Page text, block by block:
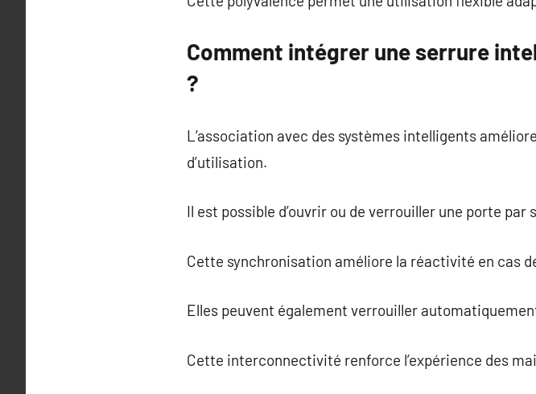
Comment intégrer une serrure
?
L’association avec des systèmes intelligents
d’utilisation.
Il est possible d’ouvrir ou de verrouiller une porte par
Cette synchronisation améliore la réactivité en cas
Elles peuvent également verrouiller
Cette interconnectivité renforce l’expérience des